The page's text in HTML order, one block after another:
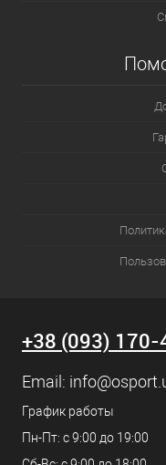
+38 (093)
Email:
График работы
Пн-Пт: с 9:00 до 19:00